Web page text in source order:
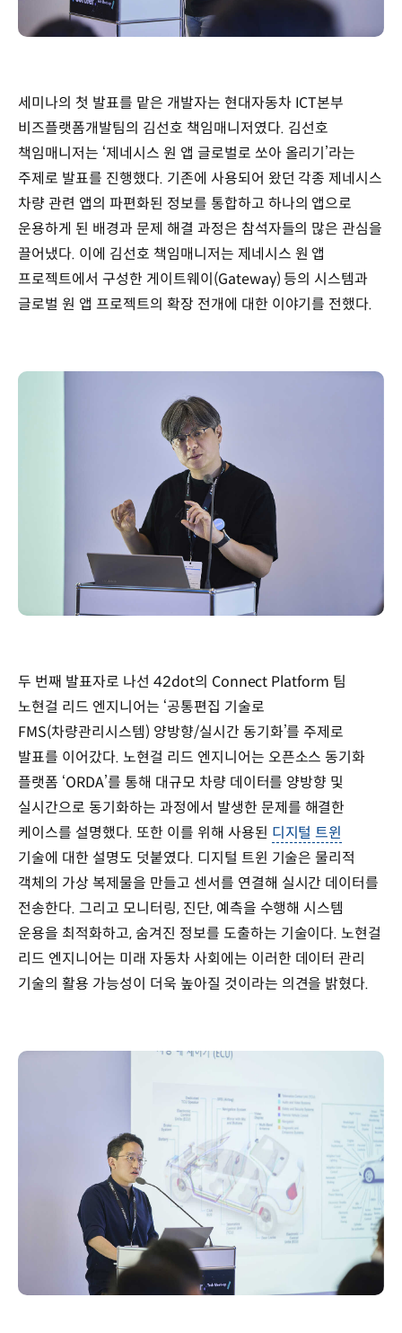
세미나의 첫 발표를 맡은 개발자는 현대자동차 ICT본부
비즈플랫폼개발팀의 김선호 책임매니저였다. 김선호
책임매니저는 ‘제네시스 원 앱 글로벌로 쏘아 올리기’라는
주제로 발표를 진행했다. 기존에 사용되어 왔던 각종 제네시스
차량 관련 앱의 파편화된 정보를 통합하고 하나의 앱으로
운용하게 된 배경과 문제 해결 과정은 참석자들의 많은 관심을
끌어냈다. 이에 김선호 책임매니저는 제네시스 원 앱
프로젝트에서 구성한 게이트웨이(Gateway) 등의 시스템과
글로벌 원 앱 프로젝트의 확장 전개에 대한 이야기를 전했다.
두 번째 발표자로 나선 42dot의 Connect Platform 팀
노현걸 리드 엔지니어는 ‘공통편집 기술로
FMS(차량관리시스템) 양방향/실시간 동기화’를 주제로
발표를 이어갔다. 노현걸 리드 엔지니어는 오픈소스 동기화
플랫폼 ‘ORDA’를 통해 대규모 차량 데이터를 양방향 및
실시간으로 동기화하는 과정에서 발생한 문제를 해결한
케이스를 설명했다. 또한 이를 위해 사용된 디지털 트윈
기술에 대한 설명도 덧붙였다. 디지털 트윈 기술은 물리적
객체의 가상 복제물을 만들고 센서를 연결해 실시간 데이터를
전송한다. 그리고 모니터링, 진단, 예측을 수행해 시스템
운용을 최적화하고, 숨겨진 정보를 도출하는 기술이다. 노현걸
리드 엔지니어는 미래 자동차 사회에는 이러한 데이터 관리
기술의 활용 가능성이 더욱 높아질 것이라는 의견을 밝혔다.